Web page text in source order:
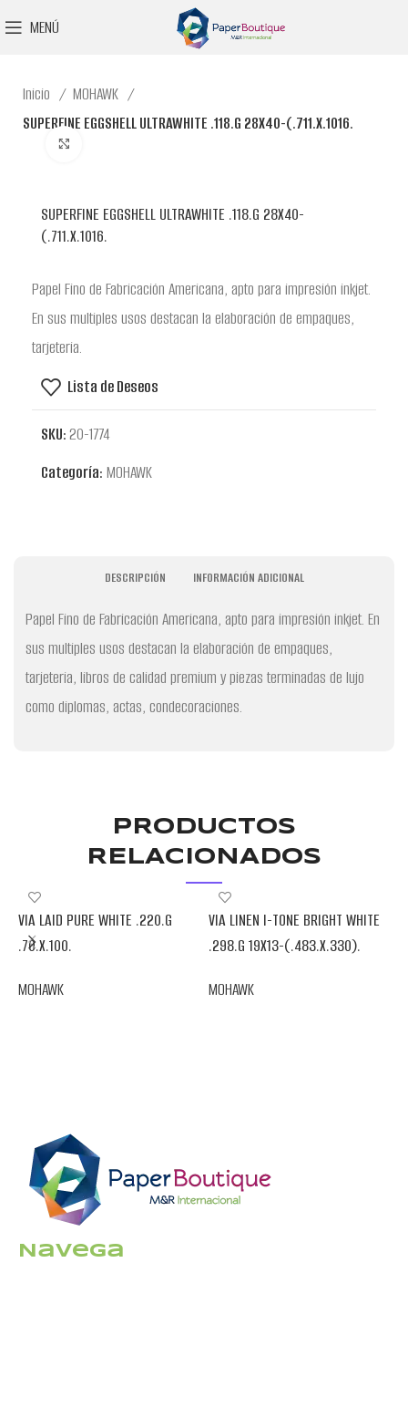
MENÚ
Inicio
MOHAWK
SUPERFINE EGGSHELL ULTRAWHITE .118.G 28X40-(.711.X.1016.
SUPERFINE EGGSHELL ULTRAWHITE .118.G 28X40-
(.711.X.1016.
Papel Fino de Fabricación Americana, apto para impresión inkjet.
En sus multiples usos destacan la elaboración de empaques,
tarjeteria.
Lista de Deseos
SKU:20-1774
Categoría: MOHAWK
DESCRIPCIÓN INFORMACIÓN ADICIONAL
Papel Fino de Fabricación Americana, apto para impresión inkjet. En
sus multiples usos destacan la elaboración de empaques,
tarjeteria, libros de calidad premium y piezas terminadas de lujo
como diplomas, actas, condecoraciones.
PRODUCTOS
RELACIONADOS
VIA LAID PURE WHITE .220.G
.70.X.100.
MOHAWK
VIA LINEN I-TONE BRIGHT WHITE
.298.G 19X13-(.483.X.330).
MOHAWK
Navega